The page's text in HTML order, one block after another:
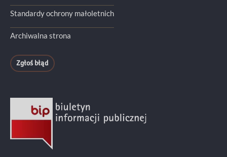
Standardy ochrony małoletnich
Archiwalna strona
Zgłoś błąd